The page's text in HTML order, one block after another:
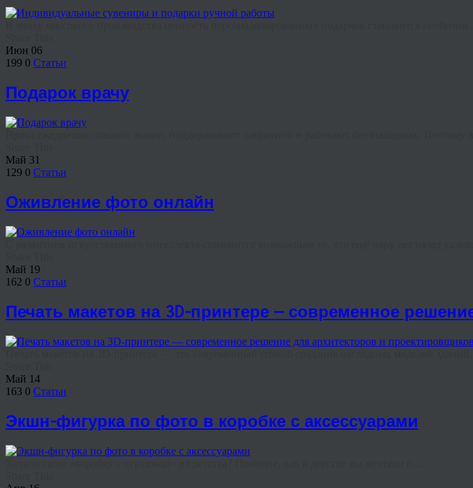
Июн 06
199 0 Статьи
Подарок врачу
Май 31
129 0 Статьи
Оживление фото онлайн
Май 19
162 0 Статьи
Печать макетов на 3D-принтере — современное
Май 14
163 0 Статьи
Экшн-фигурка по фото в коробке с аксессуарами